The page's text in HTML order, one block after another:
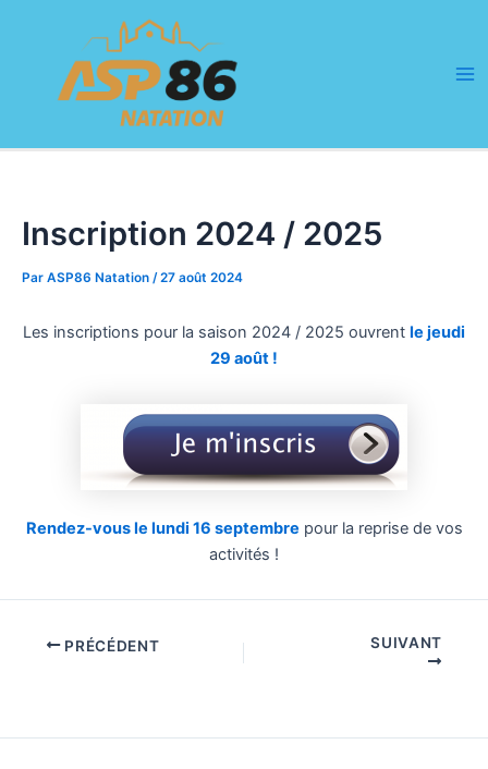
Inscription 2024 / 2025
Par ASP86 Natation /27 août 2024
Les inscriptions pour la saison 2024 / 2025 ouvrent le jeudi
29 août !
Rendez-vous le lundi 16 septembre pour la reprise de vos
activités !
articles
PRÉCÉDENT SUIVANT